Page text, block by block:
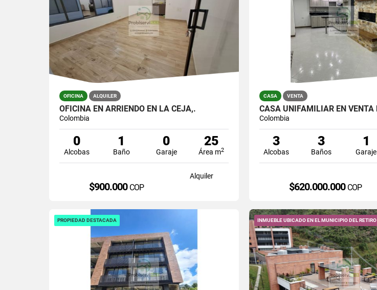
OFICINA ALQUILER
OFICINA EN ARRIENDO EN LA CEJA,.
Colombia
0
Alcobas
1
Baño
0
Garaje
25
Área m2
Alquiler
$900.000 COP
CASA VENTA
Colombia
3
Alcobas
3
Baños
1
Garaje
$620.000.000 COP
PROPIEDAD DESTACADA INMUEBLE UBICADO EN EL MUNICIPIO DEL RETIRO